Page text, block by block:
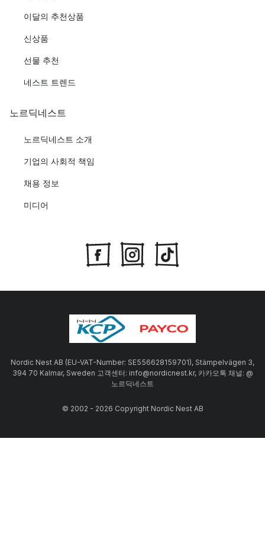
이달의 추천상품
신상품
선물 추천
네스트 트렌드
노르딕네스트
노르딕네스트 소개
기업의 사회적 책임
채용 정보
미디어
Nordic Nest AB (EU-VAT-Number: SE556628159701), Stämpelvägen 3,
394 70 Kalmar, Sweden 고객센터: info@nordicnest.kr, 카카오톡 채널: @
노르딕네스트
© 2002 - 2026 Copyright Nordic Nest AB